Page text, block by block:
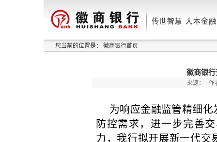
您当前的位置是： 徽商银行首页
徽商银
来源： 作